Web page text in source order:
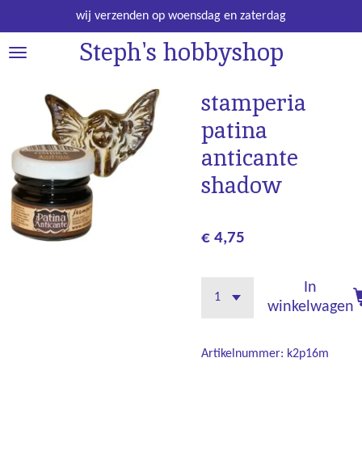
direct
naar
hoofdinhoud
Steph's hobbyshop
wij verzenden op woensdag en zaterdag
stamperia
patina
anticante
shadow
€ 4,75
In
winkelwagen
Artikelnummer: k2p16m